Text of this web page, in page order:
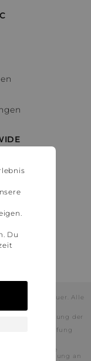
Mehrwertsteuer. Alle
durch die Nutzung der
Prüfung
Einzelfällen
unserem
nur teilweise
deren Verwendung an
Du